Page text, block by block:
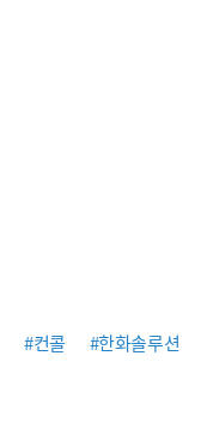
#컨콜 #한화솔루션